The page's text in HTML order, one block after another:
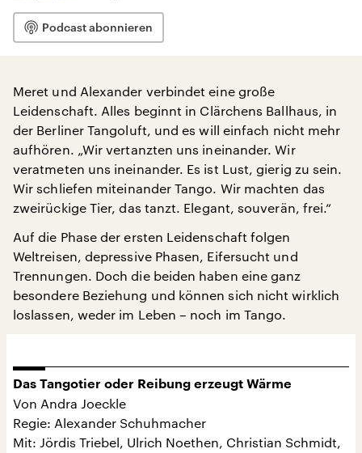
Podcast abonnieren
Meret und Alexander verbindet eine große
Leidenschaft. Alles beginnt in Clärchens Ballhaus, in
der Berliner Tangoluft, und es will einfach nicht mehr
aufhören. „Wir vertanzten uns ineinander. Wir
veratmeten uns ineinander. Es ist Lust, gierig zu sein.
Wir schliefen miteinander Tango. Wir machten das
zweirückige Tier, das tanzt. Elegant, souverän, frei.“
Auf die Phase der ersten Leidenschaft folgen
Weltreisen, depressive Phasen, Eifersucht und
Trennungen. Doch die beiden haben eine ganz
besondere Beziehung und können sich nicht wirklich
loslassen, weder im Leben – noch im Tango.
Das Tangotier oder Reibung erzeugt Wärme
Von Andra Joeckle
Regie: Alexander Schuhmacher
Mit: Jördis Triebel, Ulrich Noethen, Christian Schmidt,